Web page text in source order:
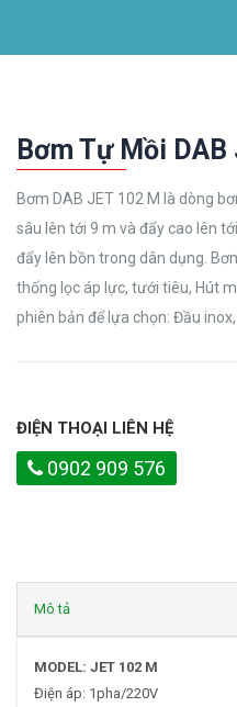
Bơm Tự Mồi DAB
Bơm DAB JET 102 M là dòng
sâu lên tới 9 m và đẩy cao lên
đẩy lên bồn trong dân dụng.
thống lọc áp lực, tưới tiêu, Hút
phiên bản để lựa chọn: Đầu
ĐIỆN THOẠI LIÊN HỆ
0902 909 576
Mô tả
MODEL: JET 102 M
Điện áp: 1pha/220V